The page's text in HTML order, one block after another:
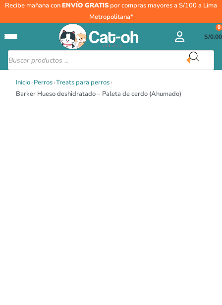
Recibe mañana conENVÍO GRATIS por compras mayores a S/100 a Lima
Metropolitana*
Búsqueda
de
productos
S/0.00
0
Inicio›Perros›Treats para perros›
Barker Hueso deshidratado – Paleta de cerdo (Ahumado)
Barker
–
Paleta
de
(Ahumado)
cantidad